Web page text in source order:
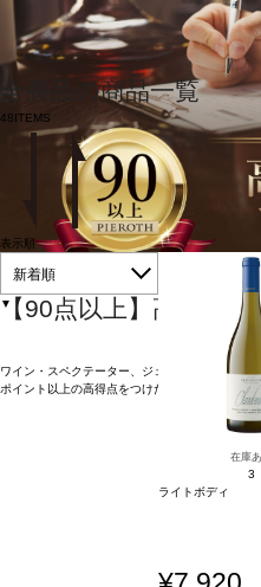
【90点以上】高得点
ワイン・スペクテーター、ジェームス・サック
ポイント以上の高得点をつけたワインの最新情
続き
全商品の商品一覧
48ITEMS
表示順
新着順
▼
在庫
3
ライトボディ